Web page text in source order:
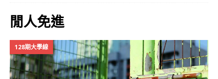
閒人免進
128期大學線